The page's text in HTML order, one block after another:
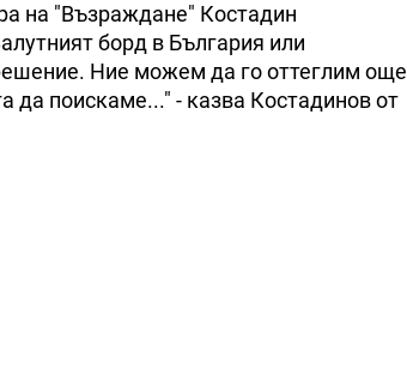
на "Възраждане" Костадин
борд в България или
Ние можем да го оттеглим още
да поискаме..." - казва Костадинов от